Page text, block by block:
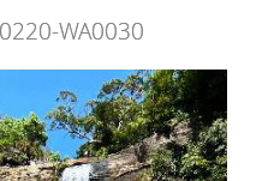
WA0030